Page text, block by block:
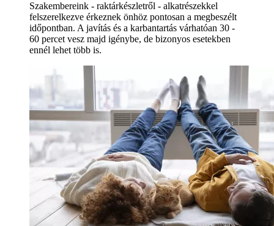
Szakembereink - raktárkészletről - alkatrészekkel
felszerelkezve érkeznek önhöz pontosan a megbeszélt
időpontban. A javítás és a karbantartás várhatóan 30 -
60 percet vesz majd igénybe, de bizonyos esetekben
ennél lehet több is.